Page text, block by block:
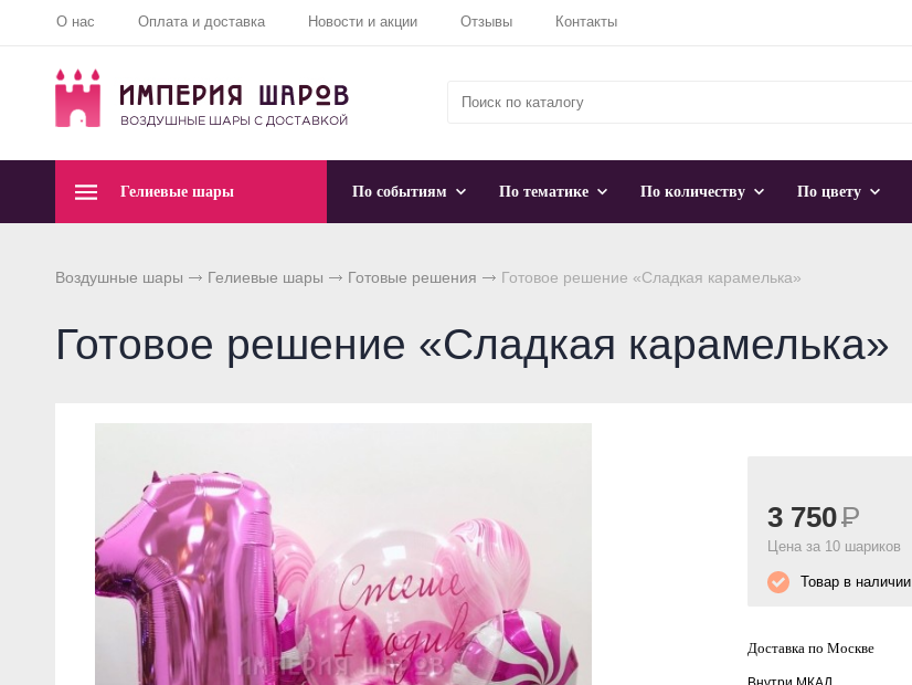
О нас Оплата и доставка Новости и акции Отзывы Контакты
Гелиевые шары По событиям По тематике По количеству По цвету
Воздушные шары Гелиевые шары Готовые решения Готовое решение «Сладкая карамелька»
Готовое решение «Сладкая карамелька»
3 750Р
Цена за 10 шариков
Товар в наличии
Доставка по Москве